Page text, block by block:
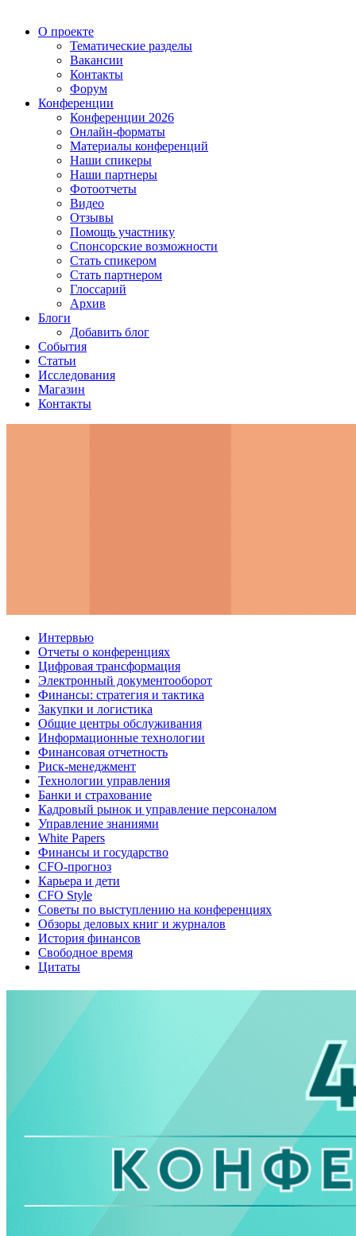
О проекте
Тематические разделы
Вакансии
Контакты
Форум
Конференции
Конференции 2026
Онлайн-форматы
Материалы конференций
Наши спикеры
Наши партнеры
Фотоотчеты
Видео
Отзывы
Помощь участнику
Спонсорские возможности
Стать спикером
Стать партнером
Глоссарий
Архив
Блоги
Добавить блог
События
Статьи
Исследования
Магазин
Контакты
Интервью
Отчеты о конференциях
Цифровая трансформация
Электронный документооборот
Финансы: стратегия и тактика
Закупки и логистика
Общие центры обслуживания
Информационные технологии
Финансовая отчетность
Риск-менеджмент
Технологии управления
Банки и страхование
Кадровый рынок и управление персоналом
Управление знаниями
White Papers
Финансы и государство
CFO-прогноз
Карьера и дети
CFO Style
Советы по выступлению на конференциях
Обзоры деловых книг и журналов
История финансов
Свободное время
Цитаты